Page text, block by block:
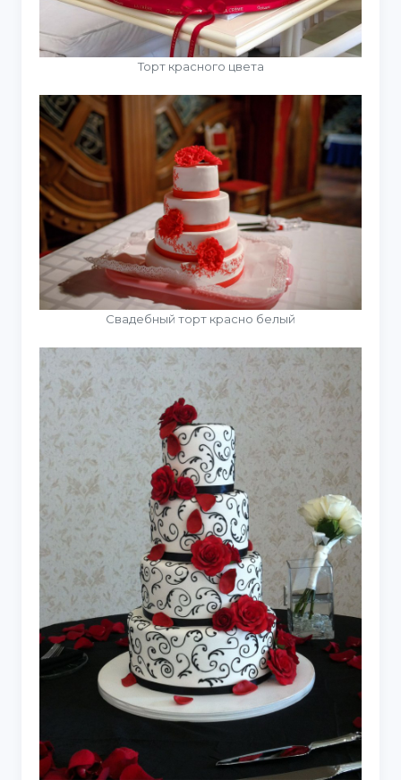
Торт красного цвета
Свадебный торт красно белый